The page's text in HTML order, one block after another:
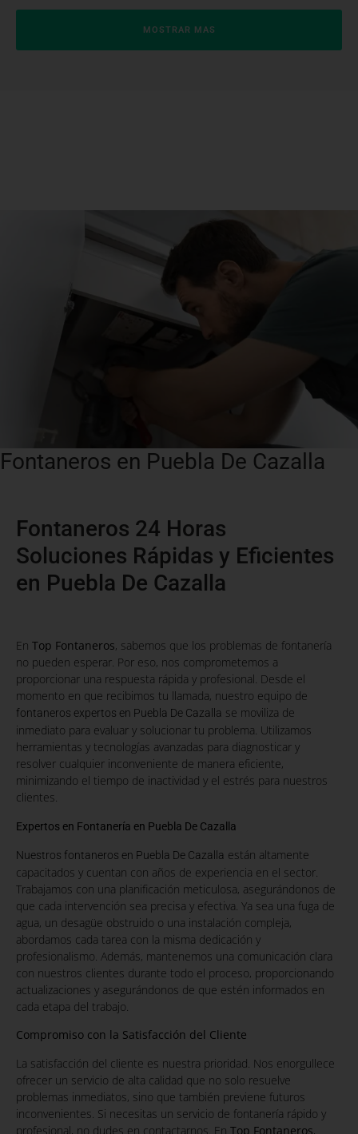
MOSTRAR MAS
Fontaneros en Puebla De Cazalla
Fontaneros 24 Horas
Soluciones Rápidas y Eficientes
en Puebla De Cazalla
En Top Fontaneros, sabemos que los problemas de fontanería
no pueden esperar. Por eso, nos comprometemos a
proporcionar una respuesta rápida y profesional. Desde el
momento en que recibimos tu llamada, nuestro equipo de
fontaneros expertos en Puebla De Cazalla se moviliza de
inmediato para evaluar y solucionar tu problema. Utilizamos
herramientas y tecnologías avanzadas para diagnosticar y
resolver cualquier inconveniente de manera eficiente,
minimizando el tiempo de inactividad y el estrés para nuestros
clientes.
Expertos en Fontanería en Puebla De Cazalla
Nuestros fontaneros en Puebla De Cazalla están altamente
capacitados y cuentan con años de experiencia en el sector.
Trabajamos con una planificación meticulosa, asegurándonos de
que cada intervención sea precisa y efectiva. Ya sea una fuga de
agua, un desagüe obstruido o una instalación compleja,
abordamos cada tarea con la misma dedicación y
profesionalismo. Además, mantenemos una comunicación clara
con nuestros clientes durante todo el proceso, proporcionando
actualizaciones y asegurándonos de que estén informados en
cada etapa del trabajo.
Compromiso con la Satisfacción del Cliente
La satisfacción del cliente es nuestra prioridad. Nos enorgullece
ofrecer un servicio de alta calidad que no solo resuelve
problemas inmediatos, sino que también previene futuros
inconvenientes. Si necesitas un servicio de fontanería rápido y
profesional, no dudes en contactarnos. En Top Fontaneros,